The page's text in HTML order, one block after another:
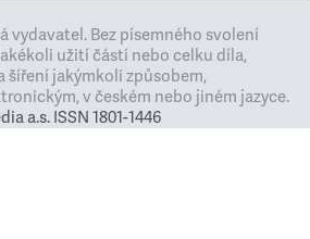
vydavatel. Bez písemného svolení
užití částí nebo celku díla,
šíření jakýmkoli způsobem,
v českém nebo jiném jazyce.
a.s. ISSN 1801-1446